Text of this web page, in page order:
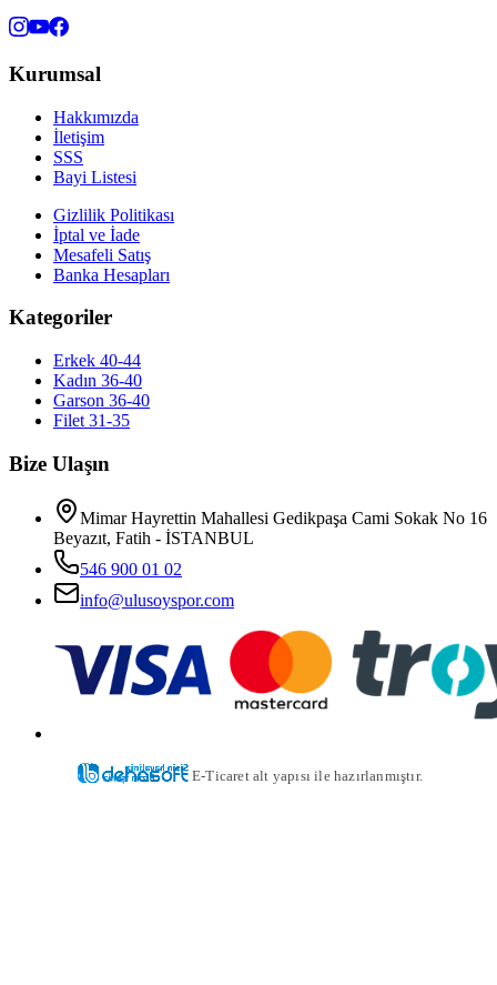
Kurumsal
Hakkımızda
İletişim
SSS
Bayi Listesi
Gizlilik Politikası
İptal ve İade
Mesafeli Satış
Banka Hesapları
Kategoriler
Erkek 40-44
Kadın 36-40
Garson 36-40
Filet 31-35
Bize Ulaşın
Mimar Hayrettin Mahallesi Gedikpaşa Cami Sokak No 16
Beyazıt, Fatih - İSTANBUL
546 900 01 02
info@ulusoyspor.com
E-Ticaret alt yapısı ile hazırlanmıştır.